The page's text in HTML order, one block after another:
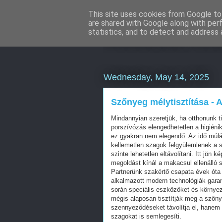
Weboldal
Wednesday, May 14, 2025
Szőnyeg mélytisztítása -
Mindannyian szeretjük, ha otthonunk
porszívózás elengedhetetlen a
ez gyakran nem elegendő. Az idő
kellemetlen szagok felgyülemlenek a
szinte lehetetlen eltávolítani. Itt jön
megoldást kínál a makacsul ellenálló
Partnerünk szakértő csapata évek
alkalmazott modern technológiák
során speciális eszközöket és
mégis alaposan tisztítják meg a
szennyeződéseket távolítja el,
szagokat is semlegesíti.
This site uses cookies from Google
are shared with Google along with
statistics, and to detect and address